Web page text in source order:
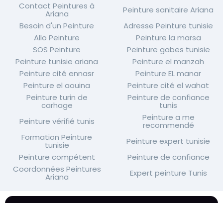
Contact Peintures à
Ariana
Peinture sanitaire Ariana
Besoin d'un Peinture
Adresse Peinture tunisie
Allo Peinture
Peinture la marsa
SOS Peinture
Peinture gabes tunisie
Peinture tunisie ariana
Peinture el manzah
Peinture cité ennasr
Peinture EL manar
Peinture el aouina
Peinture cité el wahat
Peinture turin de
carhage
Peinture de confiance
tunis
Peinture vérifié tunis
Peinture a me
recommendé
Formation Peinture
tunisie
Peinture expert tunisie
Peinture compétent
Peinture de confiance
Coordonnées Peintures
Ariana Expert peinture Tunis